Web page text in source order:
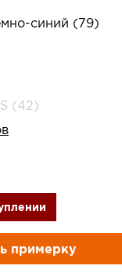
синий (79)
(42)
примерку